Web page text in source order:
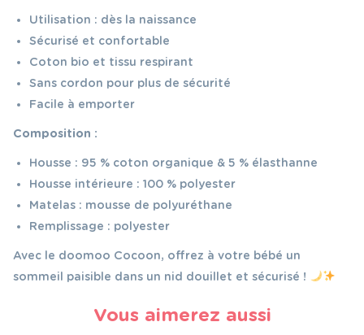
Utilisation : dès la naissance
Sécurisé et confortable
Coton bio et tissu respirant
Sans cordon pour plus de sécurité
Facile à emporter
Composition :
Housse : 95 % coton organique & 5 % élasthanne
Housse intérieure : 100 % polyester
Matelas : mousse de polyuréthane
Remplissage : polyester
Avec le doomoo Cocoon, offrez à votre bébé un
sommeil paisible dans un nid douillet et sécurisé !
Vous aimerez aussi